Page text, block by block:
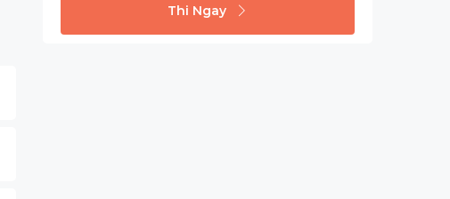
Thi Ngay